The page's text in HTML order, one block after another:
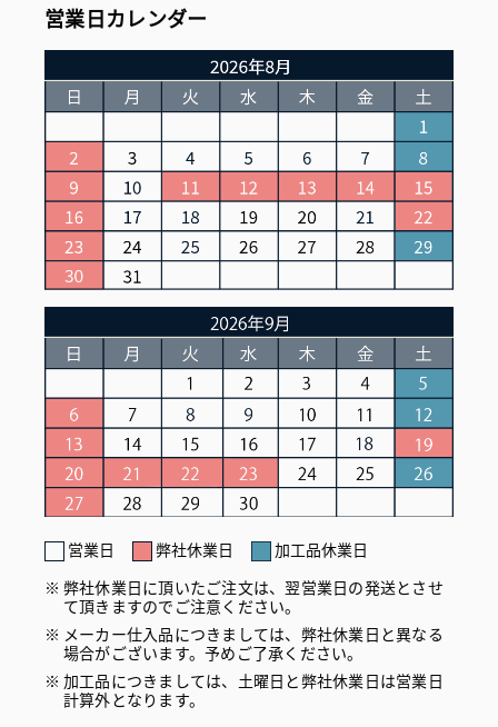
営業日カレンダー
営業日 弊社休業日
加工品休業日
弊社休業日に頂いたご注文は、翌営業日の発送とさせ
て頂きますのでご注意ください。
メーカー仕入品につきましては、弊社休業日と異なる
場合がございます。予めご了承ください。
加工品につきましては、土曜日と弊社休業日は営業日
計算外となります。